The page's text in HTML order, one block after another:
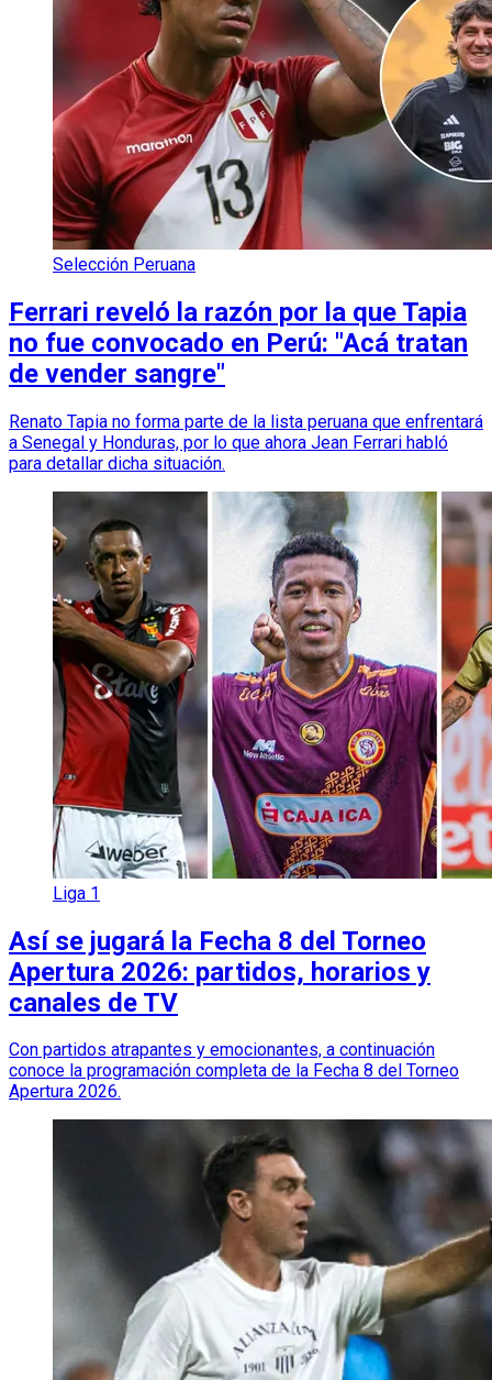
Selección Peruana
Ferrari reveló la razón por la que Tapia
no fue convocado en Perú: "Acá tratan
de vender sangre"
Renato Tapia no forma parte de la lista peruana que enfrentará
a Senegal y Honduras, por lo que ahora Jean Ferrari habló
para detallar dicha situación.
Liga 1
Así se jugará la Fecha 8 del Torneo
Apertura 2026: partidos, horarios y
canales de TV
Con partidos atrapantes y emocionantes, a continuación
conoce la programación completa de la Fecha 8 del Torneo
Apertura 2026.